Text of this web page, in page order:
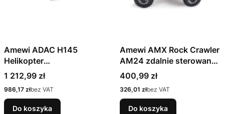
Amewi ADAC H145
Helikopter
bezszczotkowy 6-
kanałowy 6G RTF
Cena
1 212,99 zł
Cena
986,17 złbez VAT
Do koszyka
Amewi AMX Rock Crawler
AM24 zdalnie sterowany
model Samochód off-
road 1:24
Cena
400,99 zł
Cena
326,01 złbez VAT
Do koszyka